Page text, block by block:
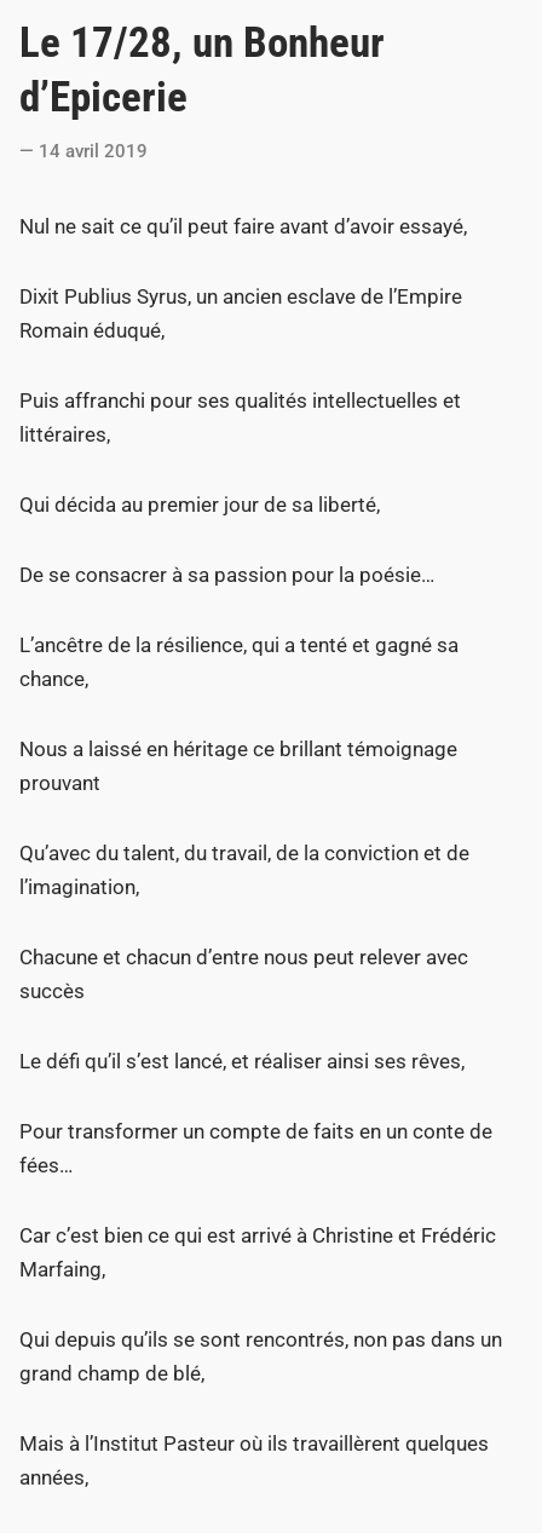
e
d
n
Le 17/28, un Bonheur
d’Epicerie
14 avril 2019
Nul ne sait ce qu’il peut faire avant d’avoir essayé,
Dixit Publius Syrus, un ancien esclave de l’Empire
Romain éduqué,
Puis affranchi pour ses qualités intellectuelles et
littéraires,
Qui décida au premier jour de sa liberté,
De se consacrer à sa passion pour la poésie…
L’ancêtre de la résilience, qui a tenté et gagné sa
chance,
Nous a laissé en héritage ce brillant témoignage
prouvant
Qu’avec du talent, du travail, de la conviction et de
l’imagination,
Chacune et chacun d’entre nous peut relever avec
succès
Le défi qu’il s’est lancé, et réaliser ainsi ses rêves,
Pour transformer un compte de faits en un conte de
fées…
Car c’est bien ce qui est arrivé à Christine et Frédéric
Marfaing,
Qui depuis qu’ils se sont rencontrés, non pas dans un
grand champ de blé,
Mais à l’Institut Pasteur où ils travaillèrent quelques
années,